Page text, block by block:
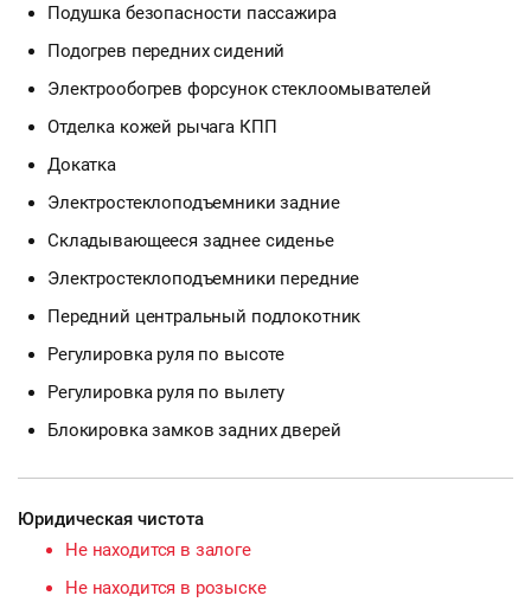
Подушка безопасности пассажира
Подогрев передних сидений
Электрообогрев форсунок стеклоомывателей
Отделка кожей рычага КПП
Докатка
Электростеклоподъемники задние
Складывающееся заднее сиденье
Электростеклоподъемники передние
Передний центральный подлокотник
Регулировка руля по высоте
Регулировка руля по вылету
Блокировка замков задних дверей
Юридическая чистота
Не находится в залоге
Не находится в розыске